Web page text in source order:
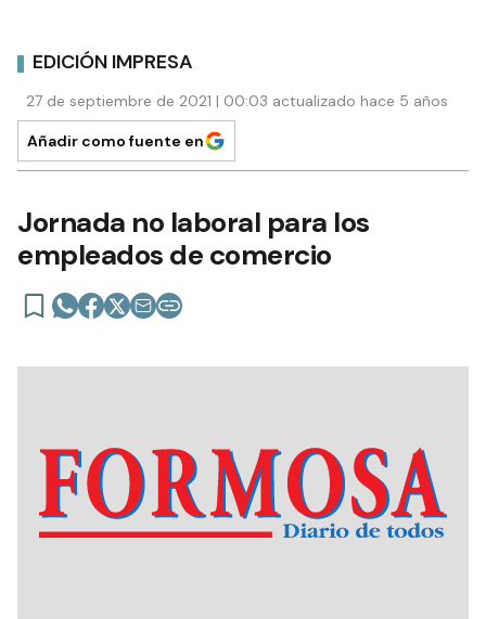
EDICIÓN IMPRESA
27 de septiembre de 2021 | 00:03 actualizado hace 5 años
Añadir como fuente en
Jornada no laboral para los
empleados de comercio